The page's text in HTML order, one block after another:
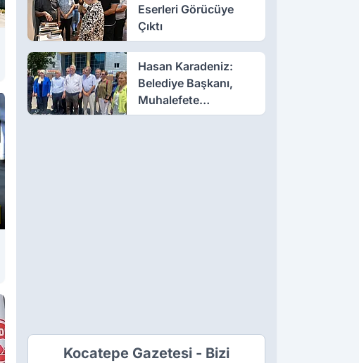
Eserleri Görücüye
Çıktı
Hasan Karadeniz:
Belediye Başkanı,
Muhalefete
Tahammül Edemiyor
Kocatepe Gazetesi - Bizi